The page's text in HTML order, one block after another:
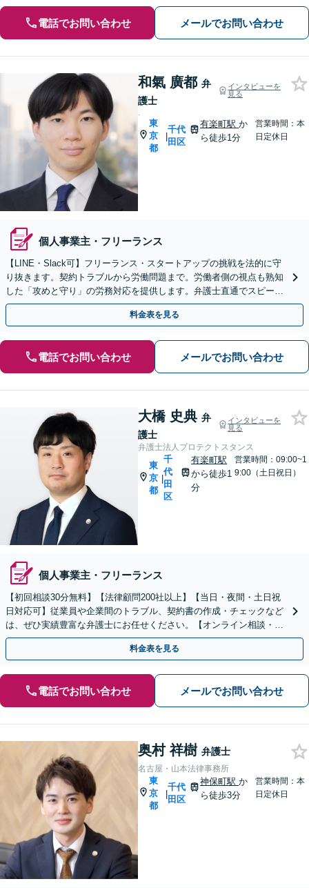
電話でお問い合わせ メールでお問い合わせ
和氣 廣都 弁
護士
インタビューを
見る
.
東
京
都
|
千代
田区
有楽町駅か
ら徒歩1分
営業時間：本
日定休日
個人事業主・フリーランス
【LINE・Slack可】フリーランス・スタートアップの挑戦を法的に守
り抜きます。契約トラブルから労働問題まで。労働者側の視点も熟知
した「攻めと守り」の労務対応を提供します。弁護士直通でスピーデ
ィーに対応【休日・夜間相談可（要予約）】
料金表を見る
電話でお問い合わせ メールでお問い合わせ
大橋 史典 弁
護士
インタビューを
見る
弁護士法人プロテクトスタンス
東
京
都
|
千
代
田
区
有楽町駅
から徒歩1
分
営業時間：09:00~1
9:00（土日祝日）
個人事業主・フリーランス
【初回相談30分無料】【法律顧問200社以上】【当日・夜間・土日祝
日対応可】従業員や企業間のトラブル、契約書の作成・チェックなど
は、ぜひ実績豊富な弁護士にお任せください。【オンライン相談・電
子契約に対応】
料金表を見る
電話でお問い合わせ メールでお問い合わせ
奥村 祥樹 弁護士
名古屋・山本法律事務所
東
京
都
|
千代
田区
神保町駅か
ら徒歩3分
営業時間：本
日定休日